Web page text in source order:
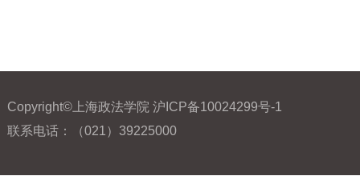
Copyright©上海政法学院 沪ICP备10024299号-1
联系电话：（021）39225000